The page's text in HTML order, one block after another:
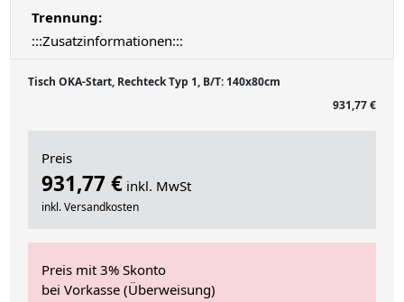
Trennung:
:::Zusatzinformationen:::
Tisch OKA-Start, Rechteck Typ 1, B/T: 140x80cm
931,77 €
Preis
931,77 € inkl. MwSt
inkl. Versandkosten
Preis mit 3% Skonto
bei Vorkasse (Überweisung)